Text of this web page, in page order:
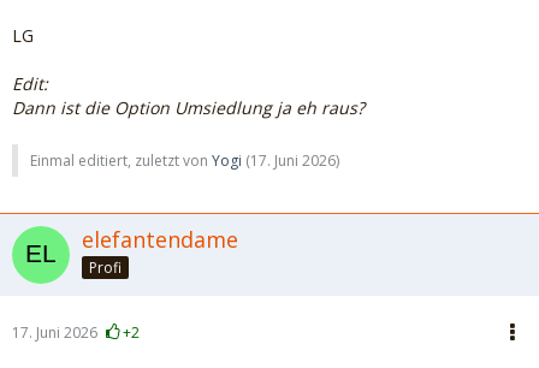
LG
Edit:
Dann ist die Option Umsiedlung ja eh raus?
Einmal editiert, zuletzt von Yogi (17. Juni 2026)
elefantendame
Profi
17. Juni 2026 +2